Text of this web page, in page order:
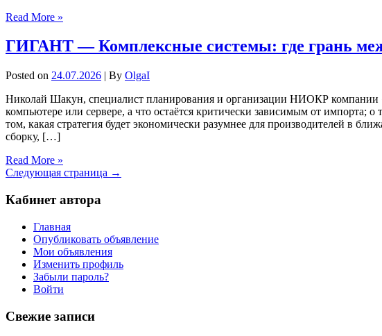
Read More »
ГИГАНТ — Комплексные системы: где грань
Posted on 24.07.2026 | By OlgaI
Николай Шакун, специалист планирования и организации НИОКР компании
компьютере или сервере, а что остаётся критически зависимым от импорта;
том, какая стратегия будет экономически разумнее для производителей в
сборку, […]
Read More »
Следующая страница →
Кабинет автора
Главная
Опубликовать объявление
Мои объявления
Изменить профиль
Забыли пароль?
Войти
Свежие записи